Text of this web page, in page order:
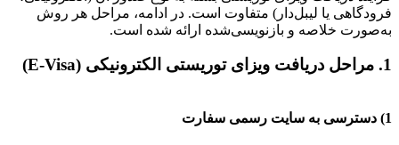
فرودگاهی یا لیبل‌دار) متفاوت است. در ادامه، مراحل هر روش
به‌صورت خلاصه و بازنویسی‌شده ارائه شده است.
1. مراحل دریافت ویزای توریستی الکترونیکی (E-Visa)
1) دسترسی به سایت رسمی سفارت